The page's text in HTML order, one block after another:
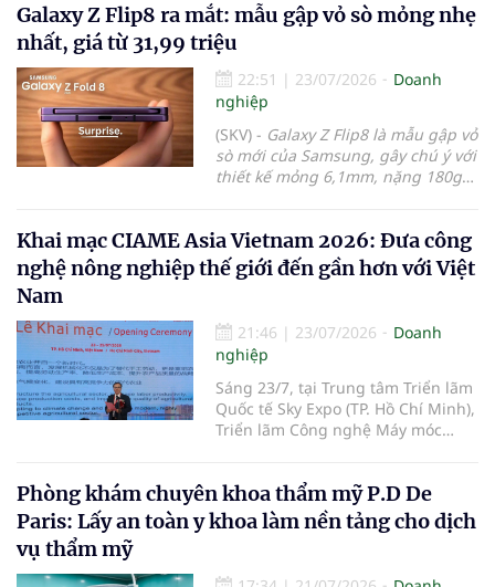
năm – Phụng sự khát vọng Việt”,
đánh dấu cột mốc đặc biệt: 50 năm
hình thành và phát triển của
Vinamilk nói riêng và ngành sữa
Việt Nam nói chung. Trong khuôn
khổ sự kiện, Vinamilk vinh dự đón
nhận danh hiệu Anh hùng Lao
động lần thứ hai trong lịch sử phát
triển của doanh nghiệp. Cũng tại
Anh hùng Lao động, Tổng Giám
đốc Vinamilk - được trao tặng Huân
chương Độc lập hạng Ba vì những
công tác, góp phần vào sự nghiệp
xây dựng chủ nghĩa xã hội và bảo
vệ Tổ quốc.
Galaxy Z Flip8 ra mắt: mẫu gập vỏ sò mỏng nhẹ
nhất, giá từ 31,99 triệu
22:51 | 23/07/2026
Doanh
nghiệp
(SKV) - Galaxy Z Flip8 là mẫu gập vỏ
sò mới của Samsung, gây chú ý với
thiết kế mỏng 6,1mm, nặng 180g
đặt trước tại Việt Nam với giá từ
31,99 triệu đồng.
Khai mạc CIAME Asia Vietnam 2026: Đưa công
nghệ nông nghiệp thế giới đến gần hơn với Việt
Nam
21:46 | 23/07/2026
Doanh
nghiệp
Sáng 23/7, tại Trung tâm Triển lãm
Quốc tế Sky Expo (TP. Hồ Chí Minh),
Triển lãm Công nghệ Máy móc
chính thức khai mạc, mở đầu cho
chuỗi hoạt động kết nối công
nghệ, xúc tiến thương mại và hợp
hóa nông nghiệp giữa Việt Nam
Phòng khám chuyên khoa thẩm mỹ P.D De
Paris: Lấy an toàn y khoa làm nền tảng cho dịch
vụ thẩm mỹ